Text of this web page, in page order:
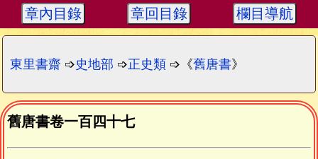
章內目錄 章回目錄 欄目導航
東里書齋 ➩史地部 ➩正史類 ➩《舊唐書》
舊唐書卷一百四十七